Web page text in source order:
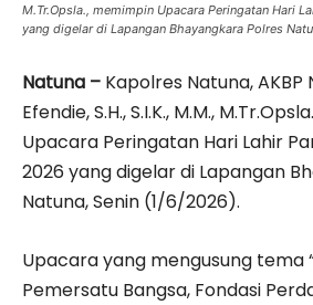
M.Tr.Opsla., memimpin Upacara Peringatan Hari
yang digelar di Lapangan Bhayangkara Polres
Natuna – Kapolres Natuna, AKBP
Efendie, S.H., S.I.K., M.M.,
Upacara Peringatan Hari Lahir
2026 yang digelar di Lapangan
Natuna, Senin (1/6/2026).
Upacara yang mengusung tema
Pemersatu Bangsa, Fondasi